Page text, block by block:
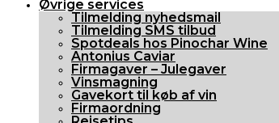
Øvrige services
Tilmelding nyhedsmail
Tilmelding SMS tilbud
Spotdeals hos Pinochar Wine
Antonius Caviar
Firmagaver – Julegaver
Vinsmagning
Gavekort til køb af vin
Firmaordning